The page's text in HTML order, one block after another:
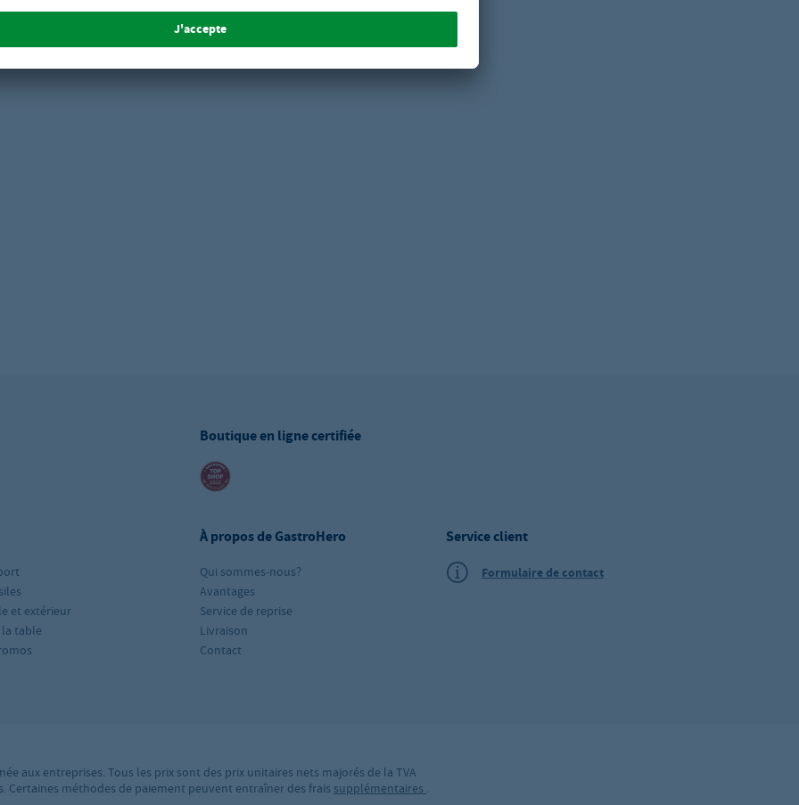
Boutique en ligne certifiée
et extérieur
table
À propos de GastroHero
Qui sommes-nous?
Avantages
Service de reprise
Livraison
Contact
Service client
Formulaire de contact
aux entreprises. Tous les prix sont des prix unitaires nets majorés de la TVA
méthodes de paiement peuvent entraîner des frais supplémentaires .